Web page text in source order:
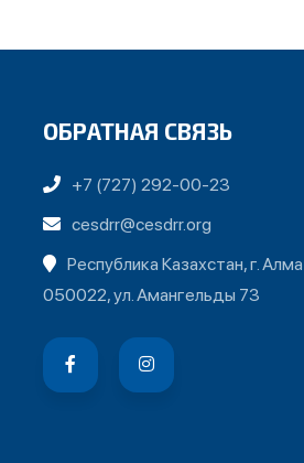
ОБРАТНАЯ СВЯЗЬ
+7 (727) 292-00-23
cesdrr@cesdrr.org
Республика Казахстан, г.
050022, ул. Амангельды 73